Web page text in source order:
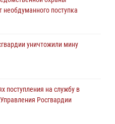
частной охранной
по Амурской области
необдуманного поступка
уничтожили мину
поступления на службу в
Росгвардии